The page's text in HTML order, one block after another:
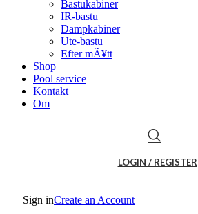
Bastukabiner
IR-bastu
Dampkabiner
Ute-bastu
Efter mÃ¥tt
Shop
Pool service
Kontakt
Om
LOGIN / REGISTER
Sign inCreate an Account